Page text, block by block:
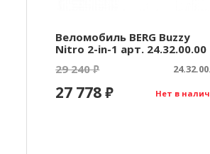
Веломобиль BERG Buzzy
Nitro 2-in-1 арт. 24.32.00.00
29 240₽
Нет в
27 778₽